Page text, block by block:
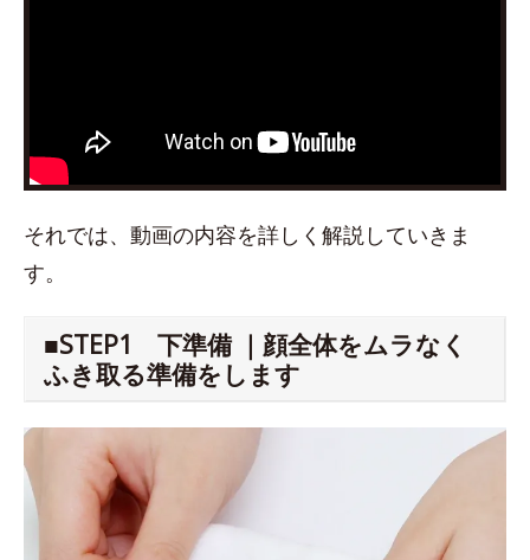
それでは、動画の内容を詳しく解説していきま
す。
■STEP1 下準備 ｜顔全体をムラなく
ふき取る準備をします